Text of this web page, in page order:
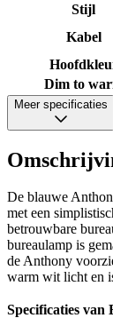
Stijl
Kabel
Dim to
Meer specificaties
De blauwe
met een
betrouwbare
bureaulamp is
de Anthony
warm wit licht en
Specificaties